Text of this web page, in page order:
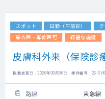
スポット 日勤（午前診）
専攻医・専修医可
綺麗な施設
皮膚科外来（保険診
掲載更新日 : 2026年08月06日 案件番号 : 26-
路線 東急線